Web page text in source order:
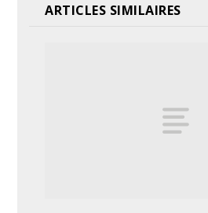
ARTICLES SIMILAIRES